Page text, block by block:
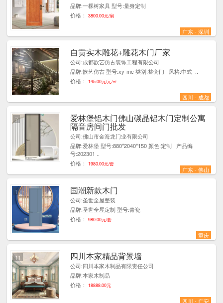
品牌:一棵树家具 型号:量身定制
价格：
3800.00元/扇
广东 - 深圳
自贡实木雕花+雕花木门厂家
公司:成都歆艺仿古装饰工程有限公司
品牌:歆艺仿古 型号:xy-mc 类别:整套门 风格:中式 ..
价格：
145.00元/元/㎡
四川 - 成都
5
爱林堡铝木门佛山碳晶铝木门定制公寓
隔音房间门批发
公司:佛山市金海龙门业有限公司
品牌:爱林堡 型号:880*2040*150 颜色:定制 产品编
号:202301 ..
价格：
1980.00元/套
广东 - 佛山
7
国潮新款木门
公司:圣世全屋整装
品牌:圣世全屋定制 型号:青瓷
价格：
980.00元/套
重庆
1
四川本家精品背景墙
公司:四川本家木制品有限责任公司
品牌:本家木制品
价格：
18888.00元
四川 - 广安
11